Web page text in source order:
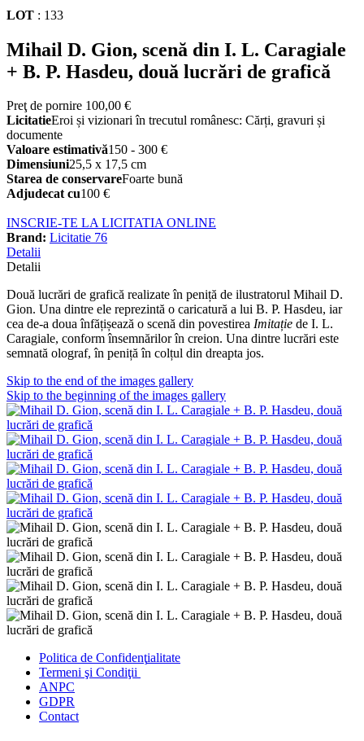
LOT : 133
Mihail D. Gion, scenă din I. L. Caragiale
+ B. P. Hasdeu, două lucrări de grafică
Preţ de pornire 100,00 €
LicitatieEroi și vizionari în trecutul românesc: Cărți, gravuri și
documente
Valoare estimativă150 - 300 €
Dimensiuni25,5 x 17,5 cm
Starea de conservareFoarte bună
Adjudecat cu100 €
INSCRIE-TE LA LICITATIA ONLINE
Brand: Licitatie 76
Detalii
Detalii
Două lucrări de grafică realizate în peniță de ilustratorul Mihail D.
Gion. Una dintre ele reprezintă o caricatură a lui B. P. Hasdeu, iar
cea de-a doua înfățișează o scenă din povestirea Imitație de I. L.
Caragiale, conform însemnărilor în creion. Una dintre lucrări este
semnată olograf, în peniță în colțul din dreapta jos.
Skip to the end of the images gallery
Skip to the beginning of the images gallery
Politica de Confidenţialitate
Termeni şi Condiţii
ANPC
GDPR
Contact